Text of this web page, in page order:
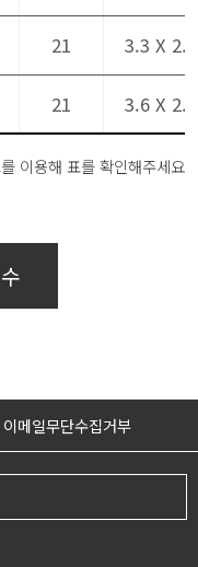
21 3.3 X
21 3.6 X
이용해 표를 확인해주세요
이메일무단수집거부